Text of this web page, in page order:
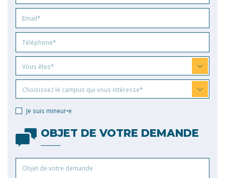
êtes
Vous êtes*
qui
intéresse
Choisissez le campus qui vous intéresse*
Je suis mineur•e
OBJET DE VOTRE DEMANDE
de